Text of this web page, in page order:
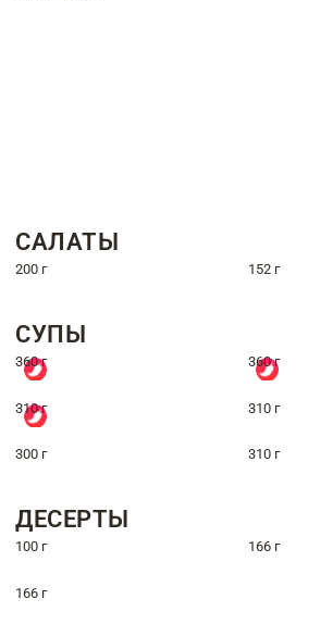
САЛАТЫ
200 г 152 г
СУПЫ
360 г 360 г
310 г 310 г
300 г 310 г
ДЕСЕРТЫ
100 г 166 г
166 г